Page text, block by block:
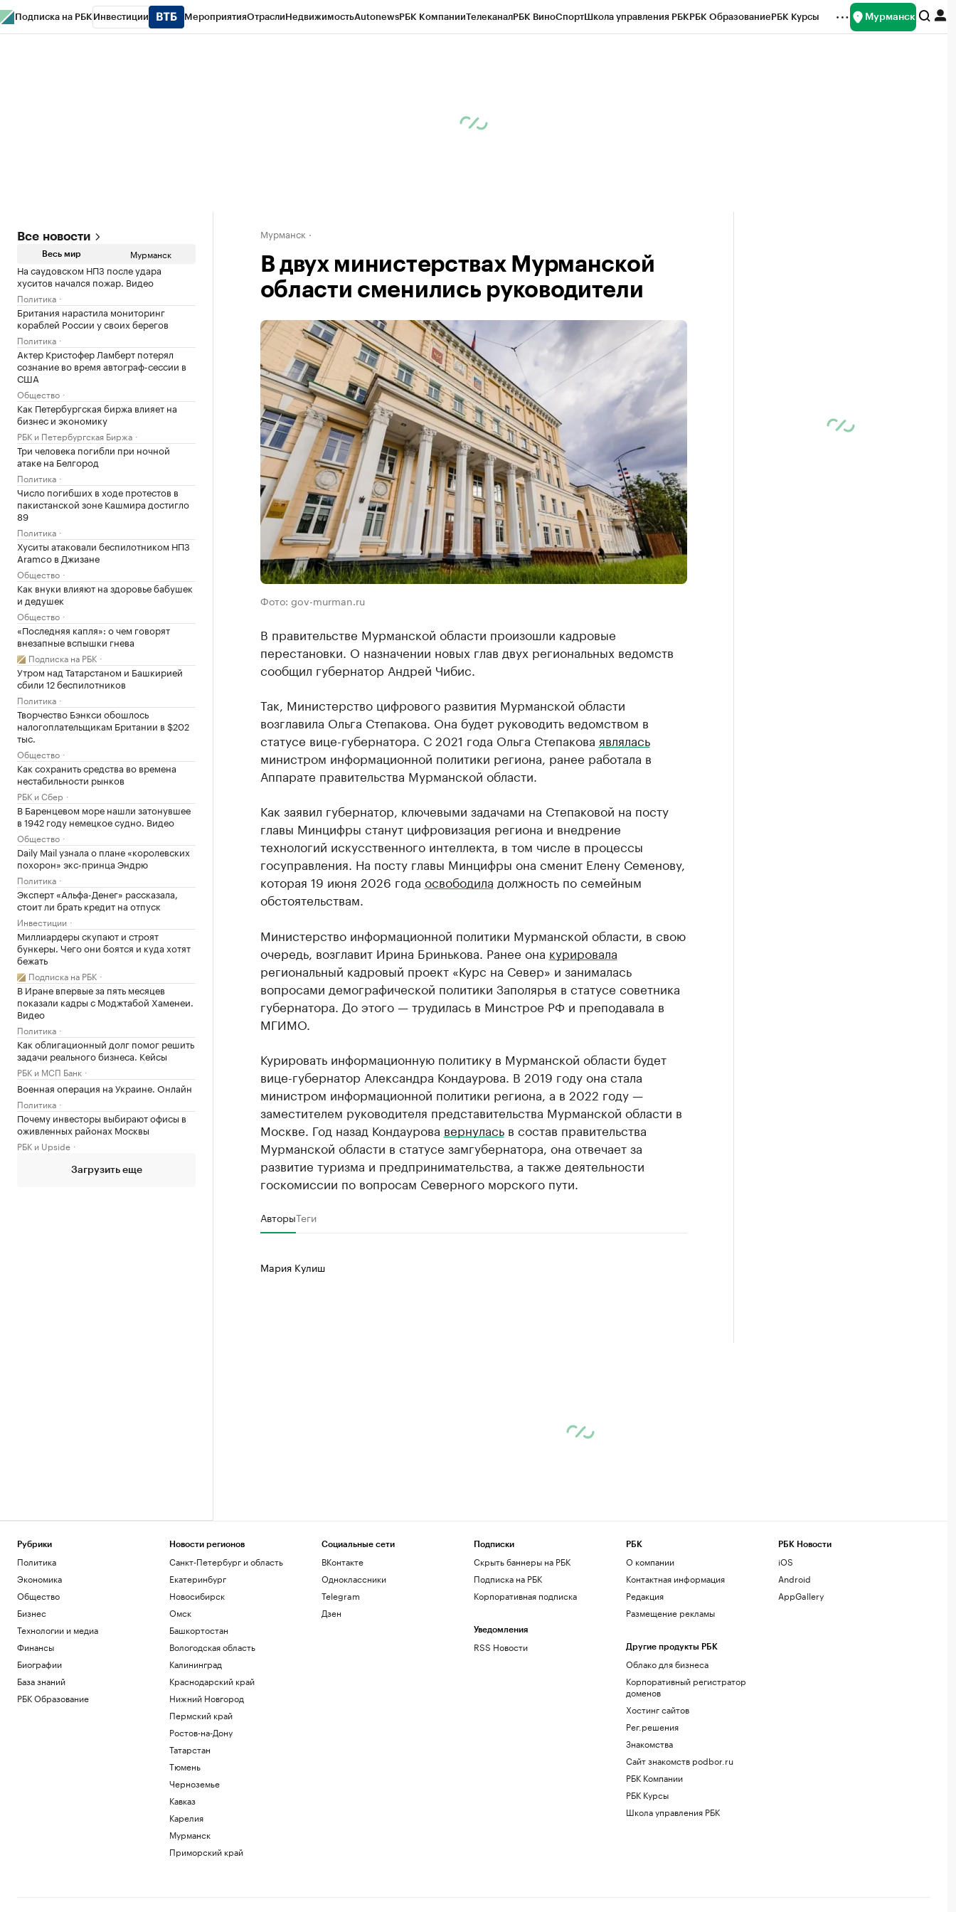
Подписка на РБК Инвестиции МероприятияОтраслиНедвижимостьAutonewsРБК КомпанииТелеканалРБК ВиноСпортШкола управления РБКРБК ОбразованиеРБК Курсы Мурманск
Все новости
Весь мир Мурманск
На саудовском НПЗ после удара
хуситов начался пожар. Видео
Политика
Британия нарастила мониторинг
кораблей России у своих берегов
Политика
Актер Кристофер Ламберт потерял
сознание во время автограф-сессии в
США
Общество
Как Петербургская биржа влияет на
бизнес и экономику
РБК и Петербургская Биржа
Три человека погибли при ночной
атаке на Белгород
Политика
Число погибших в ходе протестов в
пакистанской зоне Кашмира достигло
89
Политика
Хуситы атаковали беспилотником НПЗ
Aramco в Джизане
Общество
Как внуки влияют на здоровье бабушек
и дедушек
Общество
«Последняя капля»: о чем говорят
внезапные вспышки гнева
Подписка на РБК
Утром над Татарстаном и Башкирией
сбили 12 беспилотников
Политика
Творчество Бэнкси обошлось
налогоплательщикам Британии в $202
тыс.
Общество
Как сохранить средства во времена
нестабильности рынков
РБК и Сбер
В Баренцевом море нашли затонувшее
в 1942 году немецкое судно. Видео
Общество
Daily Mail узнала о плане «королевских
похорон» экс-принца Эндрю
Политика
Эксперт «Альфа-Денег» рассказала,
стоит ли брать кредит на отпуск
Инвестиции
Миллиардеры скупают и строят
бункеры. Чего они боятся и куда хотят
бежать
Подписка на РБК
В Иране впервые за пять месяцев
показали кадры с Моджтабой Хаменеи.
Видео
Политика
Как облигационный долг помог решить
задачи реального бизнеса. Кейсы
РБК и МСП Банк
Военная операция на Украине. Онлайн
Политика
Почему инвесторы выбирают офисы в
оживленных районах Москвы
РБК и Upside
Загрузить еще
Мурманск
В двух министерствах Мурманской
области сменились руководители
Фото: gov-murman.ru
В правительстве Мурманской области произошли кадровые
перестановки. О назначении новых глав двух региональных ведомств
сообщил губернатор Андрей Чибис.
Так, Министерство цифрового развития Мурманской области
возглавила Ольга Степакова. Она будет руководить ведомством в
статусе вице-губернатора. С 2021 года Ольга Степакова являлась
министром информационной политики региона, ранее работала в
Аппарате правительства Мурманской области.
Как заявил губернатор, ключевыми задачами на Степаковой на посту
главы Минцифры станут цифровизация региона и внедрение
технологий искусственного интеллекта, в том числе в процессы
госуправления. На посту главы Минцифры она сменит Елену Семенову,
которая 19 июня 2026 года освободила должность по семейным
обстоятельствам.
Министерство информационной политики Мурманской области, в свою
очередь, возглавит Ирина Бринькова. Ранее она курировала
региональный кадровый проект «Курс на Север» и занималась
вопросами демографической политики Заполярья в статусе советника
губернатора. До этого — трудилась в Минстрое РФ и преподавала в
МГИМО.
Курировать информационную политику в Мурманской области будет
вице-губернатор Александра Кондаурова. В 2019 году она стала
министром информационной политики региона, а в 2022 году —
заместителем руководителя представительства Мурманской области в
Москве. Год назад Кондаурова вернуласьв состав правительства
Мурманской области в статусе замгубернатора, она отвечает за
развитие туризма и предпринимательства, а также деятельности
госкомиссии по вопросам Северного морского пути.
АвторыТеги
Мария Кулиш
Рубрики
Политика
Экономика
Общество
Бизнес
Технологии и медиа
Финансы
Биографии
База знаний
РБК Образование
Новости регионов
Санкт-Петербург и область
Екатеринбург
Новосибирск
Омск
Башкортостан
Вологодская область
Калининград
Краснодарский край
Нижний Новгород
Пермский край
Ростов-на-Дону
Татарстан
Тюмень
Черноземье
Кавказ
Карелия
Мурманск
Приморский край
Социальные сети
ВКонтакте
Одноклассники
Telegram
Дзен
Подписки
Скрыть баннеры на РБК
Подписка на РБК
Корпоративная подписка
Уведомления
RSS Новости
РБК
О компании
Контактная информация
Редакция
Размещение рекламы
Другие продукты РБК
Облако для бизнеса
Корпоративный регистратор
доменов
Хостинг сайтов
Рег.решения
Знакомства
Сайт знакомств podbor.ru
РБК Компании
РБК Курсы
Школа управления РБК
РБК Новости
iOS
Android
AppGallery